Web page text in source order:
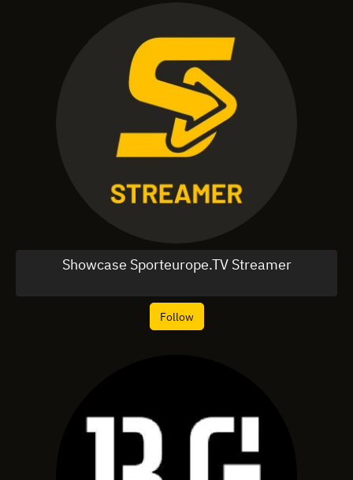
Showcase Sporteurope.TV Streamer
Follow